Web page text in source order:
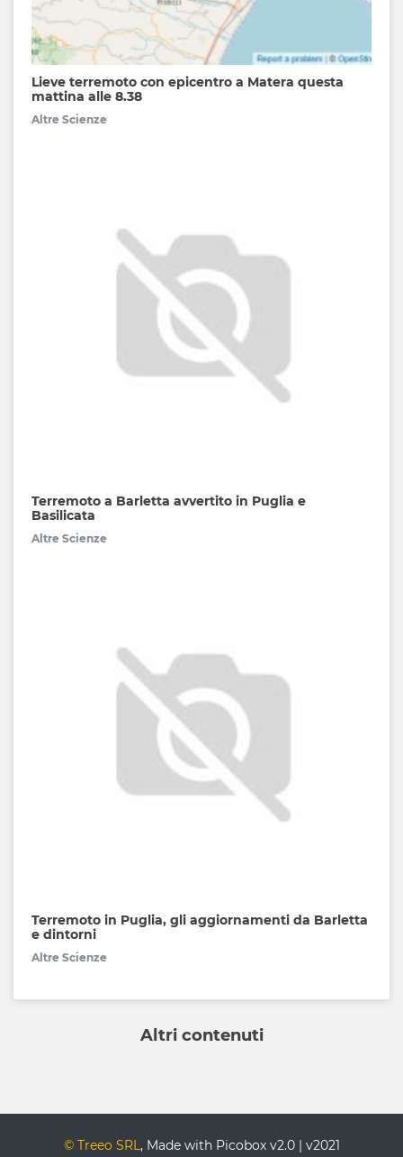
Lieve terremoto con epicentro a Matera questa
mattina alle 8.38
Altre Scienze
Terremoto a Barletta avvertito in Puglia e
Basilicata
Altre Scienze
Terremoto in Puglia, gli aggiornamenti da Barletta
e dintorni
Altre Scienze
Altri contenuti
© Treeo SRL, Made with Picobox v2.0 | v2021